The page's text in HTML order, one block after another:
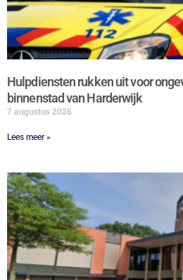
Hulpdiensten rukken uit voor
binnenstad van Harderwijk
7 augustus 2026
Lees meer »